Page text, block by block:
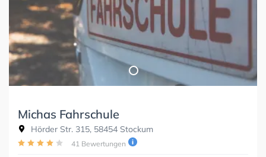
Michas Fahrschule
Hörder Str. 315, 58454 Stockum
41 Bewertungen